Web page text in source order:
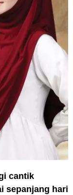
cantik
sepanjang hari